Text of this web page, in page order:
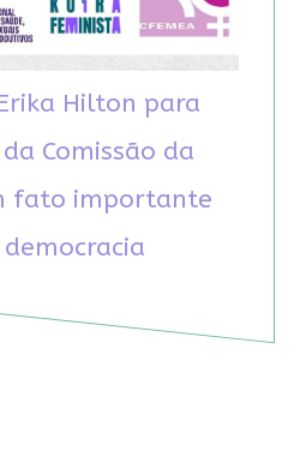
Hilton para
Comissão da
fato importante